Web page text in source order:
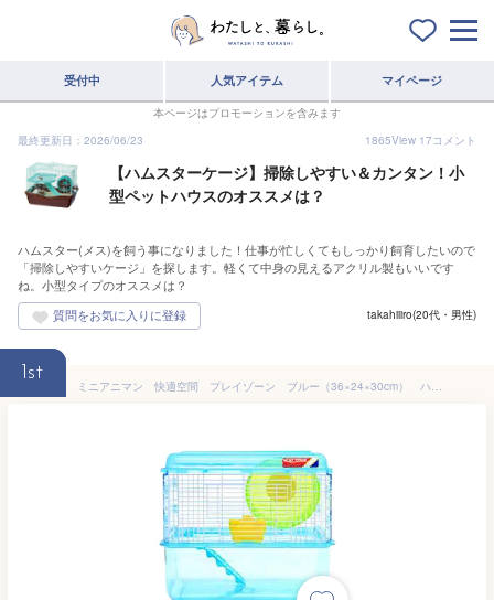
受付中 人気アイテム マイページ
本ページはプロモーションを含みます
最終更新日：2026/06/23
1865View 17コメント
【ハムスターケージ】掃除しやすい＆カンタン！小
型ペットハウスのオススメは？
ハムスター(メス)を飼う事になりました！仕事が忙しくてもしっかり飼育したいので
「掃除しやすいケージ」を探します。軽くて中身の見えるアクリル製もいいです
ね。小型タイプのオススメは？
takahiiiro(20代・男性)
1st
ミニアニマン 快適空間 プレイゾーン ブルー（36×24×30cm） ハムスター ケージ ドギーマン 関東当日便